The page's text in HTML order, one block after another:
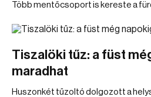
Több mentőcsoport is kereste a
Tiszalöki tűz: a füst
maradhat
Huszonkét tűzoltó dolgozott a